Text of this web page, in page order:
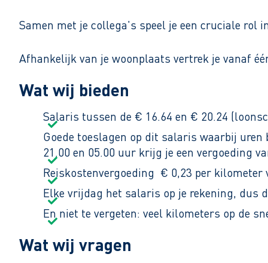
Samen met je collega's speel je een cruciale rol
Afhankelijk van je woonplaats vertrek je vanaf
drukken op de knop. Eenmaal leeg rijd je weer
Je deelt de vrachtwagen samen met een vast
van de laad- en lostijden ligt de begintijd
Voor deze functie is het van belang dat je
Wat wij bieden
Salaris tussen de € 16.64 en € 20.24
Goede toeslagen op dit salaris waarbij uren
21.00 en 05.00 uur krijg je een vergoeding
Reiskostenvergoeding € 0,23 per
Elke vrijdag het salaris op je rekening, dus
En niet te vergeten: veel kilometers op de
Wat wij vragen